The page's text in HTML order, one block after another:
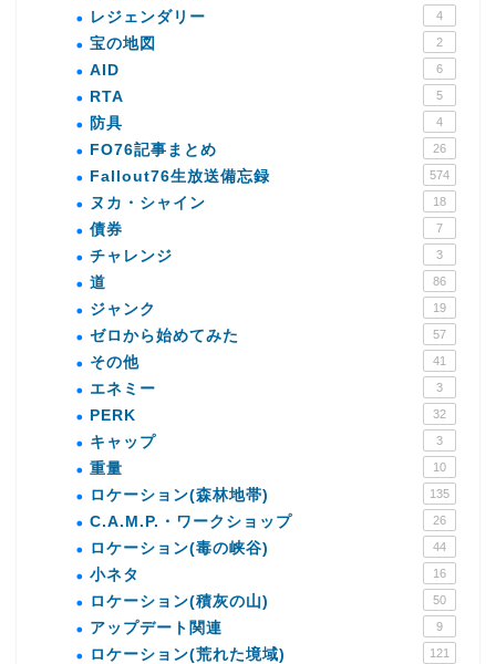
レジェンダリー 4
宝の地図 2
AID 6
RTA 5
防具 4
FO76記事まとめ 26
Fallout76生放送備忘録 574
ヌカ・シャイン 18
債券 7
チャレンジ 3
道 86
ジャンク 19
ゼロから始めてみた 57
その他 41
エネミー 3
PERK 32
キャップ 3
重量 10
ロケーション(森林地帯) 135
C.A.M.P.・ワークショップ 26
ロケーション(毒の峡谷) 44
小ネタ 16
ロケーション(積灰の山) 50
アップデート関連 9
ロケーション(荒れた境域) 121